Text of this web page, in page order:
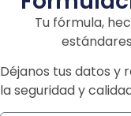
Tu fórmula,
Déjanos tus datos y
la seguridad y